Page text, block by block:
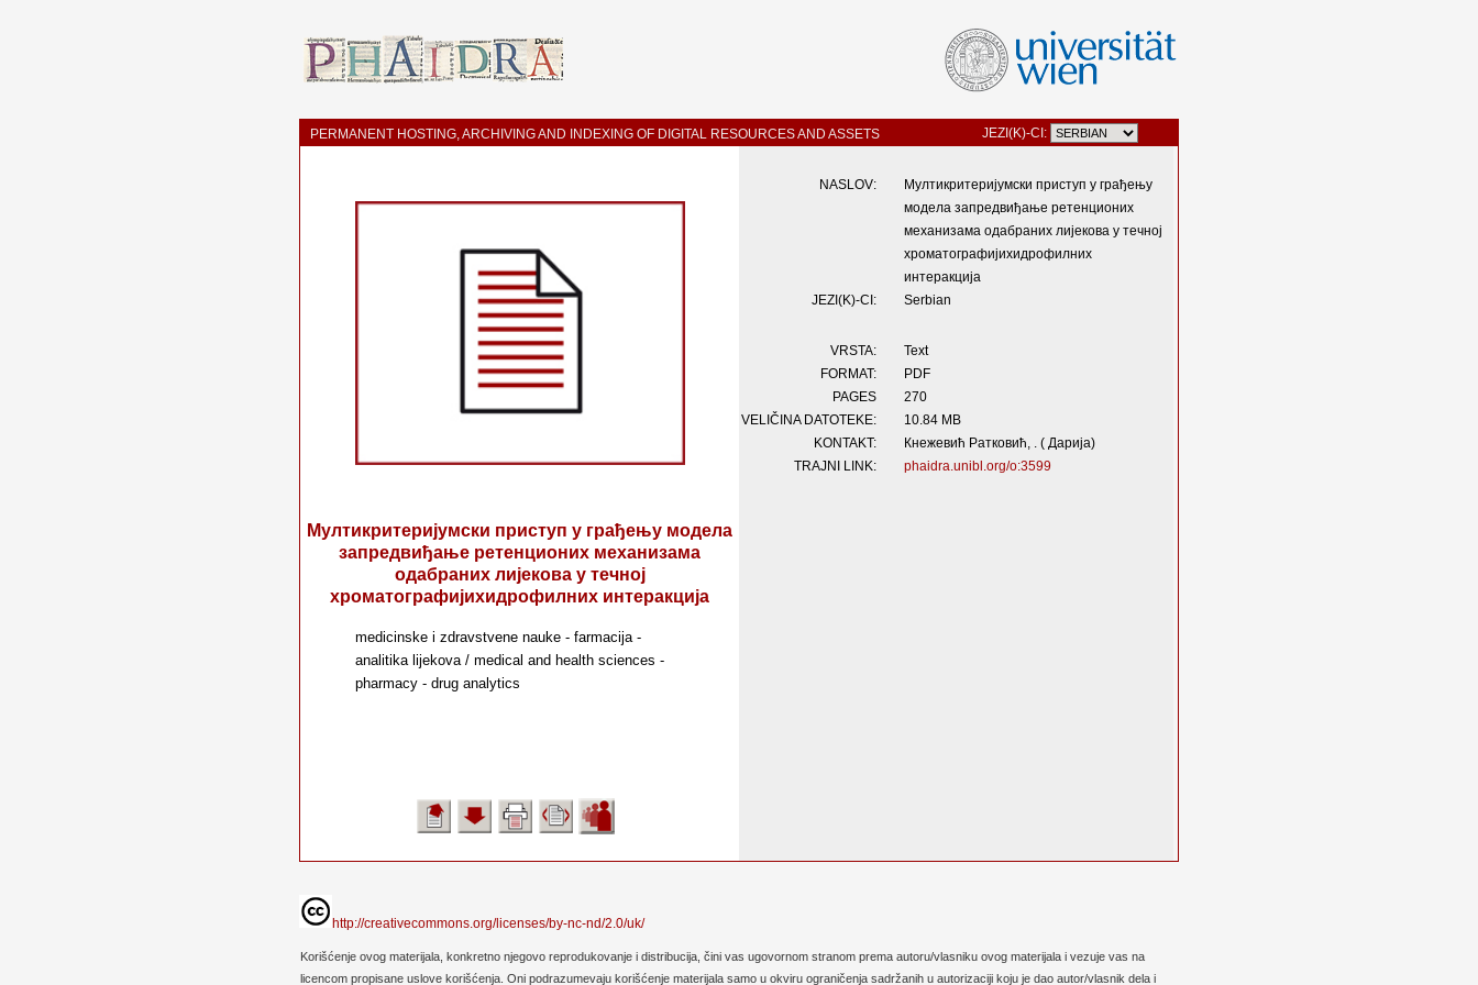
PERMANENT HOSTING, ARCHIVING AND INDEXING OF DIGITAL RESOURCES AND ASSETS JEZI(K)-CI:
Мултикритеријумски приступ у грађењу модела
запредвиђање ретенционих механизама
одабраних лијекова у течној
хроматографијихидрофилних интеракција
medicinske i zdravstvene nauke - farmacija -
analitika lijekova / medical and health sciences -
pharmacy - drug analytics
NASLOV:
Мултикритеријумски приступ у грађењу
модела запредвиђање ретенционих
механизама одабраних лијекова у течној
хроматографијихидрофилних
интеракција
JEZI(K)-CI:
Serbian
VRSTA:
Text
FORMAT:
PDF
PAGES
270
VELIČINA DATOTEKE:
10.84 MB
KONTAKT:
Кнежевић Ратковић, . ( Дарија)
TRAJNI LINK:
phaidra.unibl.org/o:3599
http://creativecommons.org/licenses/by-nc-nd/2.0/uk/
Korišćenje ovog materijala, konkretno njegovo reprodukovanje i distribucija, čini vas ugovornom stranom prema autoru/vlasniku ovog materijala i vezuje vas na
licencom propisane uslove korišćenja. Oni podrazumevaju korišćenje materijala samo u okviru ograničenja sadržanih u autorizaciji koju je dao autor/vlasnik dela i